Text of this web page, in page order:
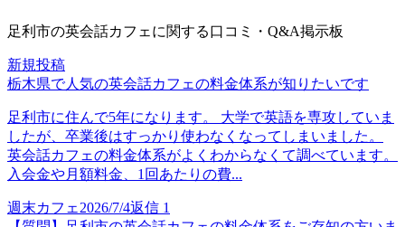
足利市の英会話カフェに関する口コミ・Q&A掲示板
新規投稿
栃木県で人気の英会話カフェの料金体系が知りたいです
足利市に住んで5年になります。 大学で英語を専攻していま
したが、卒業後はすっかり使わなくなってしまいました。
英会話カフェの料金体系がよくわからなくて調べています。
入会金や月額料金、1回あたりの費...
週末カフェ 2026/7/4返信 1